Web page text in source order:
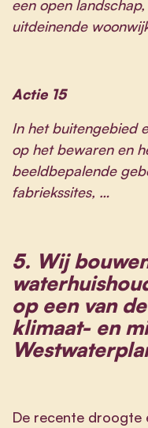
een open
uitdeinende
Actie 15
In het buitengebied
op het bewaren en
beeldbepalende
fabriekssites, …
5. Wij
op een van
klimaat- en
De recente droogte